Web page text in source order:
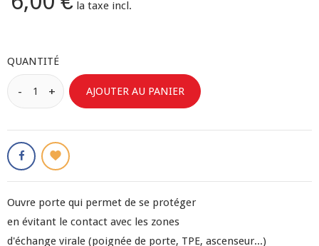
la taxe incl.
QUANTITÉ
AJOUTER AU PANIER
Ouvre porte qui permet de se protéger
en évitant le contact avec les zones
d'échange virale (poignée de porte, TPE, ascenseur...)